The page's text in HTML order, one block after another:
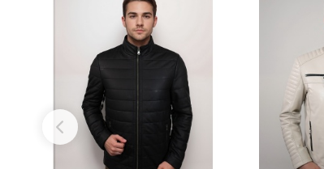
FAVORILERE EKLE
ÜRÜN İNCELE